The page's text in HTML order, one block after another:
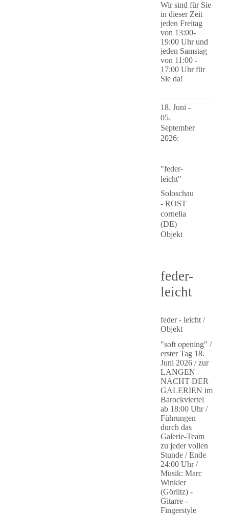
Wir sind für Sie
in dieser Zeit
jeden Freitag
von 13:00-
19:00 Uhr und
jeden Samstag
von 11:00 -
17:00 Uhr für
Sie da!
18. Juni -
05.
September
2026:
"feder-
leicht"
Soloschau
- ROST
cornelia
(DE)
Objekt
feder-
leicht
feder - leicht /
Objekt
"soft opening" /
erster Tag 18.
Juni 2026 / zur
LANGEN
NACHT DER
GALERIEN im
Barockviertel
ab 18:00 Uhr /
Führungen
durch das
Galerie-Team
zu jeder vollen
Stunde / Ende
24:00 Uhr /
Musik: Marc
Winkler
(Görlitz) -
Gitarre -
Fingerstyle